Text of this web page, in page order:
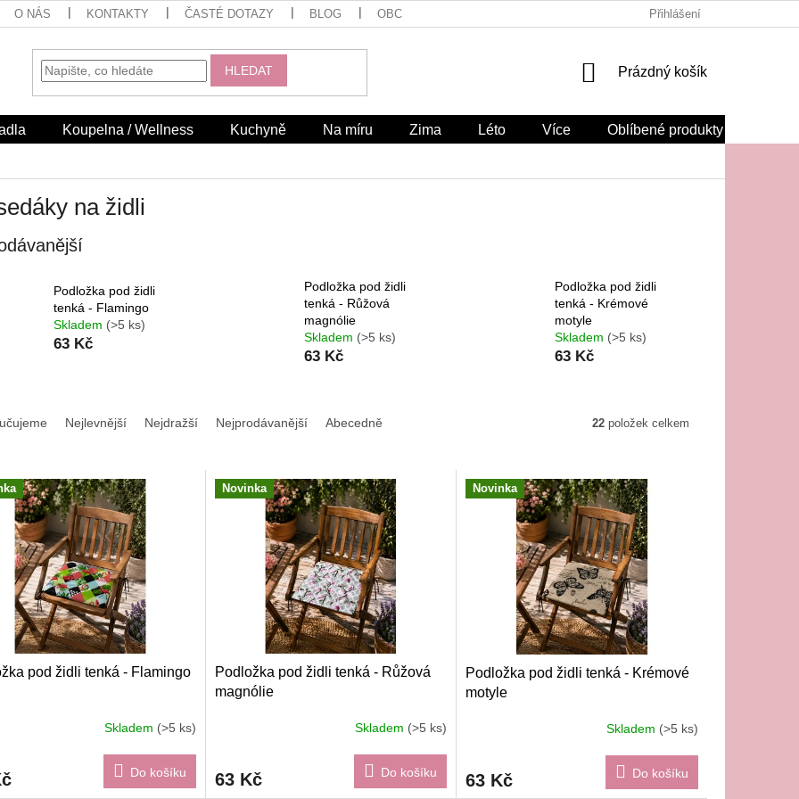
O NÁS KONTAKTY ČASTÉ DOTAZY BLOG OBCHODNÍ PODMÍNKY ODSTOUPENÍ OD SMLOUVY ZDE
Přihlášení
HLEDAT
NÁKUPNÍ
Prázdný košík
Koupelna / Wellness Kuchyně Na míru Zima Léto Více Oblíbené produkty
na židli
Podložka pod židli
tenká - Flamingo
Skladem (>5 ks)
63 Kč
Podložka pod židli
tenká - Růžová
magnólie
Skladem (>5 ks)
63 Kč
Podložka pod židli
tenká - Krémové
motyle
Skladem (>5 ks)
63 Kč
Nejlevnější Nejdražší Nejprodávanější Abecedně 22 položek celkem
pod židli tenká - Flamingo
Skladem (>5 ks)
Do košíku
Novinka
Podložka pod židli tenká - Růžová
magnólie
Skladem (>5 ks)
63 Kč Do košíku
Novinka
Podložka pod židli tenká - Krémové
motyle
Skladem (>5 ks)
63 Kč Do košíku